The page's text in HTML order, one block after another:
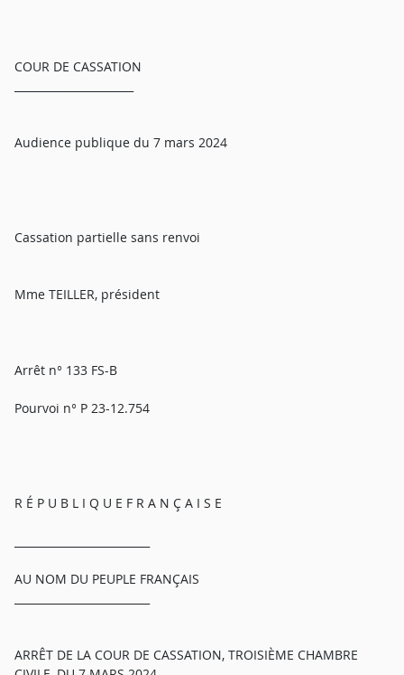
COUR DE CASSATION
Audience publique du 7 mars 2024
Cassation partielle sans renvoi
Mme TEILLER, président
Arrêt n° 133 FS-B
Pourvoi n° P 23-12.754
R É P U B L I Q U E F R A N Ç A I S E
AU NOM DU PEUPLE FRANÇAIS
ARRÊT DE LA COUR DE CASSATION, TROISIÈME CHAMBRE